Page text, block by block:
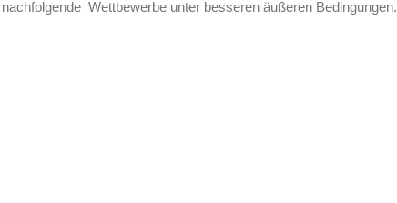
Wettbewerbe unter besseren äußeren Bedingungen.